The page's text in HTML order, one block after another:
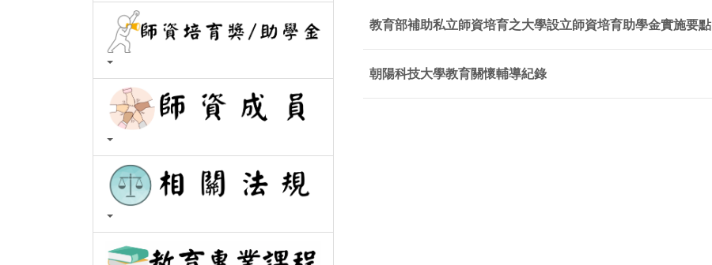
教育部補助私立師資培育之大學設立師資培育助學金實施要點
朝陽科技大學教育關懷輔導紀錄